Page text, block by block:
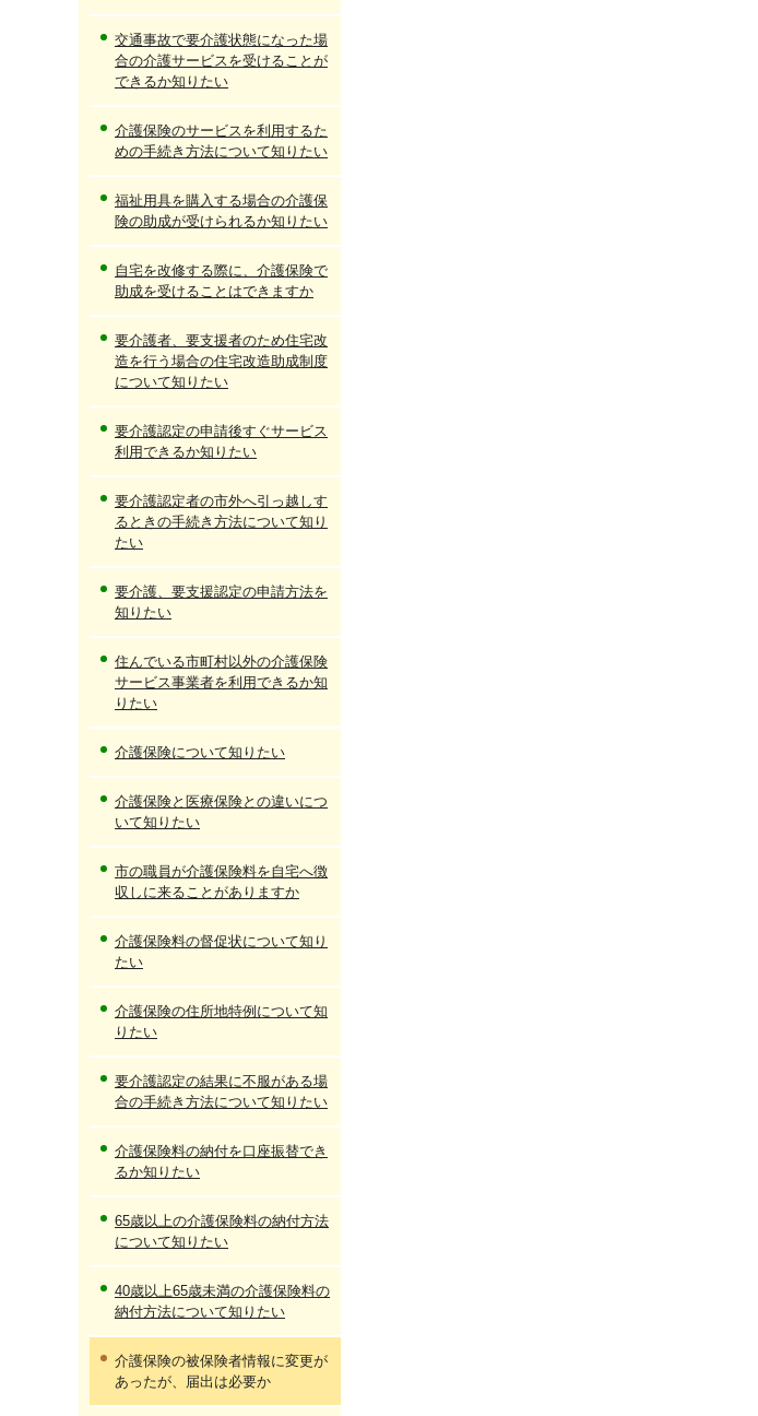
交通事故で要介護状態になった場
合の介護サービスを受けることが
できるか知りたい
介護保険のサービスを利用するた
めの手続き方法について知りたい
福祉用具を購入する場合の介護保
険の助成が受けられるか知りたい
自宅を改修する際に、介護保険で
助成を受けることはできますか
要介護者、要支援者のため住宅改
造を行う場合の住宅改造助成制度
について知りたい
要介護認定の申請後すぐサービス
利用できるか知りたい
要介護認定者の市外へ引っ越しす
るときの手続き方法について知り
たい
要介護、要支援認定の申請方法を
知りたい
住んでいる市町村以外の介護保険
サービス事業者を利用できるか知
りたい
介護保険について知りたい
介護保険と医療保険との違いにつ
いて知りたい
市の職員が介護保険料を自宅へ徴
収しに来ることがありますか
介護保険料の督促状について知り
たい
介護保険の住所地特例について知
りたい
要介護認定の結果に不服がある場
合の手続き方法について知りたい
介護保険料の納付を口座振替でき
るか知りたい
65歳以上の介護保険料の納付方法
について知りたい
40歳以上65歳未満の介護保険料の
納付方法について知りたい
介護保険の被保険者情報に変更が
あったが、届出は必要か